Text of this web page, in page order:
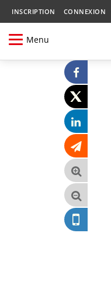
INSCRIPTION CONNEXION
Menu